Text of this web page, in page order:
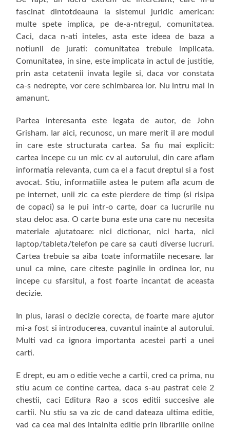
fascinat dintotdeauna la sistemul juridic american:
multe spete implica, pe de-a-ntregul, comunitatea.
Caci, daca n-ati inteles, asta este ideea de baza a
notiunii de jurati: comunitatea trebuie implicata.
Comunitatea, in sine, este implicata in actul de justitie,
prin asta cetatenii invata legile si, daca vor constata
ca-s nedrepte, vor cere schimbarea lor. Nu intru mai in
amanunt.
Partea interesanta este legata de autor, de John
Grisham. Iar aici, recunosc, un mare merit il are modul
in care este structurata cartea. Sa fiu mai explicit:
cartea incepe cu un mic cv al autorului, din care aflam
informatia relevanta, cum ca el a facut dreptul si a fost
avocat. Stiu, informatiile astea le putem afla acum de
pe internet, unii zic ca este pierdere de timp (si risipa
de copaci) sa le pui intr-o carte, doar ca lucrurile nu
stau deloc asa. O carte buna este una care nu necesita
materiale ajutatoare: nici dictionar, nici harta, nici
laptop/tableta/telefon pe care sa cauti diverse lucruri.
Cartea trebuie sa aiba toate informatiile necesare. Iar
unul ca mine, care citeste paginile in ordinea lor, nu
incepe cu sfarsitul, a fost foarte incantat de aceasta
decizie.
In plus, iarasi o decizie corecta, de foarte mare ajutor
mi-a fost si introducerea, cuvantul inainte al autorului.
Multi vad ca ignora importanta acestei parti a unei
carti.
E drept, eu am o editie veche a cartii, cred ca prima, nu
stiu acum ce contine cartea, daca s-au pastrat cele 2
chestii, caci Editura Rao a scos editii succesive ale
cartii. Nu stiu sa va zic de cand dateaza ultima editie,
vad ca cea mai des intalnita editie prin librariile online